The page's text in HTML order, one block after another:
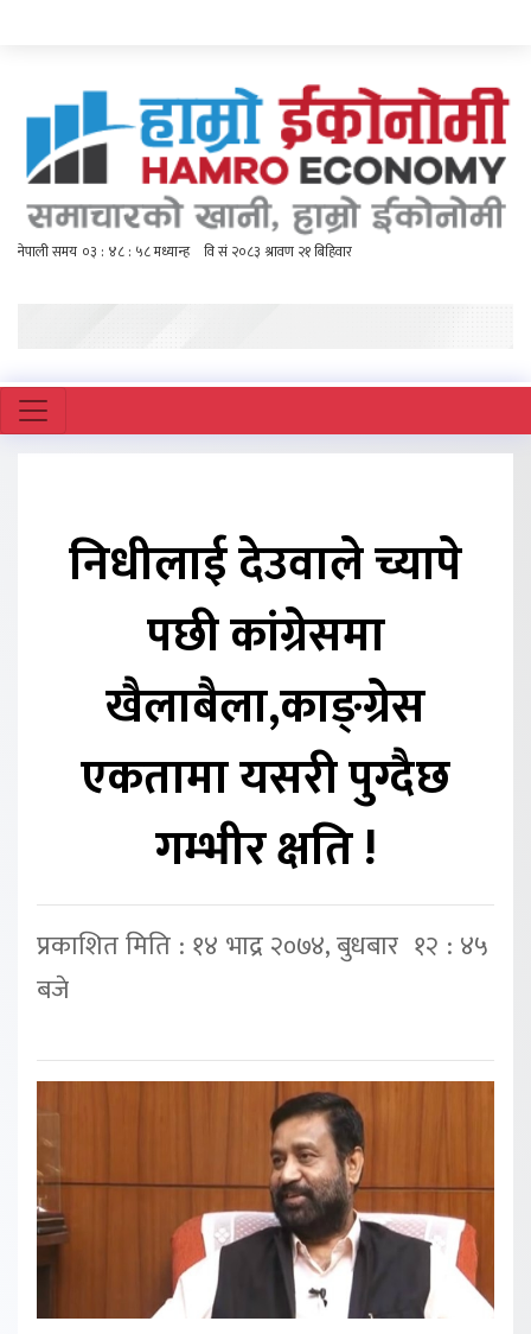
निधीलाई देउवाले च्यापे
पछी कांग्रेसमा
खैलाबैला,काङ्ग्रेस
एकतामा यसरी पुग्दैछ
गम्भीर क्षति !
प्रकाशित मिति : १४ भाद्र २०७४, बुधबार १२ : ४५
बजे